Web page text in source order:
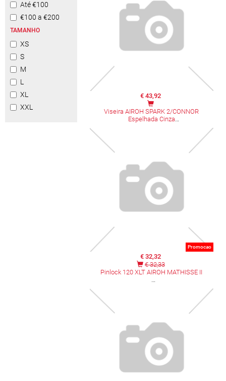
Até €100
€100 a €200
TAMANHO
XS
S
M
L
XL
XXL
€ 43,92
Viseira AIROH SPARK 2/CONNOR
Espelhada Cinza
Promocao
€ 32,32
€ 32,33
Pinlock 120 XLT AIROH MATHISSE II